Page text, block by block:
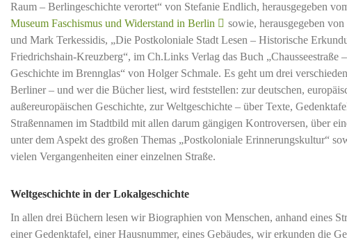
Raum – Berlingeschichte verortet“ von Stefanie Endlich, herausgegeben
Museum Faschismus und Widerstand in Berlin
sowie, herausgegeben
und Mark Terkessidis, „Die Postkoloniale Stadt Lesen – Historische
Friedrichshain-Kreuzberg“, im Ch.Links Verlag das Buch „Chausseestraße
Geschichte im Brennglas“ von Holger Schmale. Es geht um drei
Berliner – und wer die Bücher liest, wird feststellen: zur deutschen,
außereuropäischen Geschichte, zur Weltgeschichte – über Texte,
Straßennamen im Stadtbild mit allen darum gängigen Kontroversen, über
unter dem Aspekt des großen Themas „Postkoloniale Erinnerungskultur“
vielen Vergangenheiten einer einzelnen Straße.
Weltgeschichte in der Lokalgeschichte
In allen drei Büchern lesen wir Biographien von Menschen, anhand eines
einer Gedenktafel, einer Hausnummer, eines Gebäudes, wir erkunden die